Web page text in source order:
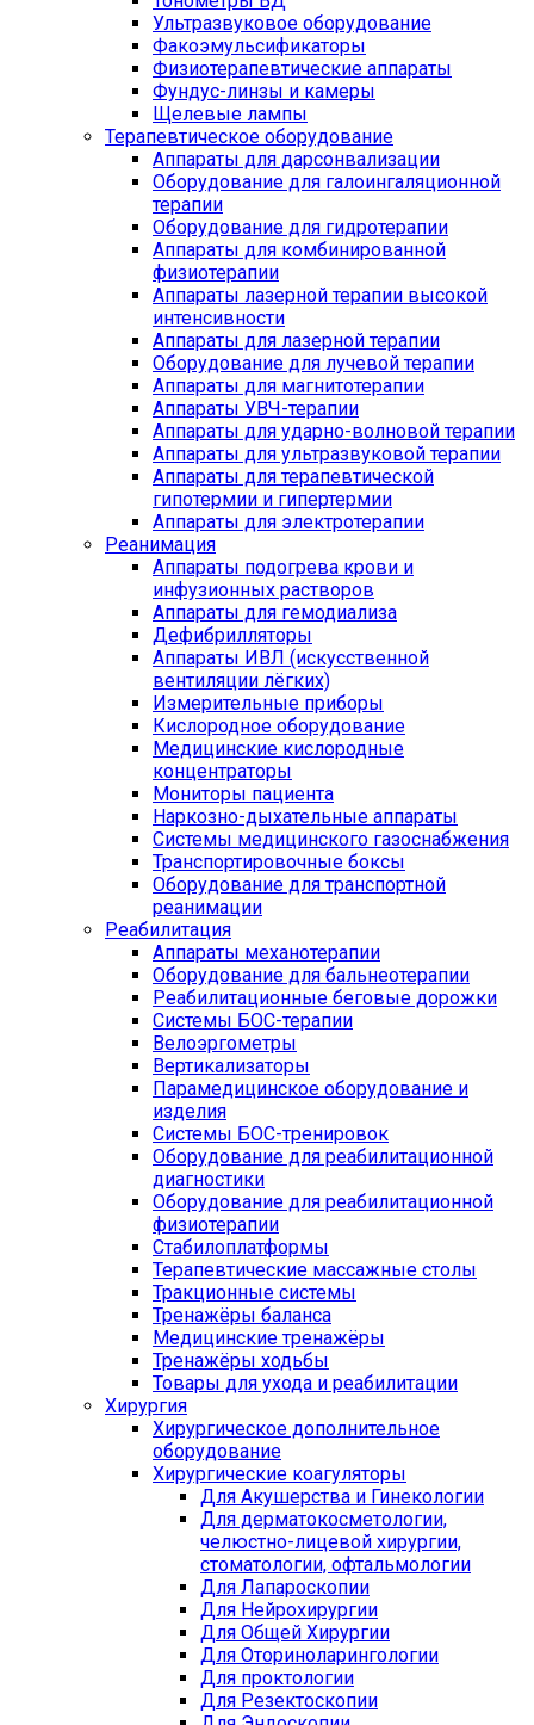
Ультразвуковое оборудование
Факоэмульсификаторы
Физиотерапевтические аппараты
Фундус-линзы и камеры
Щелевые лампы
Терапевтическое оборудование
Аппараты для дарсонвализации
Оборудование для галоингаляционной
терапии
Оборудование для гидротерапии
Аппараты для комбинированной
физиотерапии
Аппараты лазерной терапии высокой
интенсивности
Аппараты для лазерной терапии
Оборудование для лучевой терапии
Аппараты для магнитотерапии
Аппараты УВЧ-терапии
Аппараты для ударно-волновой терапии
Аппараты для ультразвуковой терапии
Аппараты для терапевтической
гипотермии и гипертермии
Аппараты для электротерапии
Реанимация
Аппараты подогрева крови и
инфузионных растворов
Аппараты для гемодиализа
Дефибрилляторы
Аппараты ИВЛ (искусственной
вентиляции лёгких)
Измерительные приборы
Кислородное оборудование
Медицинские кислородные
концентраторы
Мониторы пациента
Наркозно-дыхательные аппараты
Системы медицинского газоснабжения
Транспортировочные боксы
Оборудование для транспортной
реанимации
Реабилитация
Аппараты механотерапии
Оборудование для бальнеотерапии
Реабилитационные беговые дорожки
Системы БОС-терапии
Велоэргометры
Вертикализаторы
Парамедицинское оборудование и
изделия
Системы БОС-тренировок
Оборудование для реабилитационной
диагностики
Оборудование для реабилитационной
физиотерапии
Стабилоплатформы
Терапевтические массажные столы
Тракционные системы
Тренажёры баланса
Медицинские тренажёры
Тренажёры ходьбы
Товары для ухода и реабилитации
Хирургия
Хирургическое дополнительное
оборудование
Хирургические коагуляторы
Для Акушерства и Гинекологии
Для дерматокосметологии,
челюстно-лицевой хирургии,
стоматологии, офтальмологии
Для Лапароскопии
Для Нейрохирургии
Для Общей Хирургии
Для Оториноларингологии
Для проктологии
Для Резектоскопии